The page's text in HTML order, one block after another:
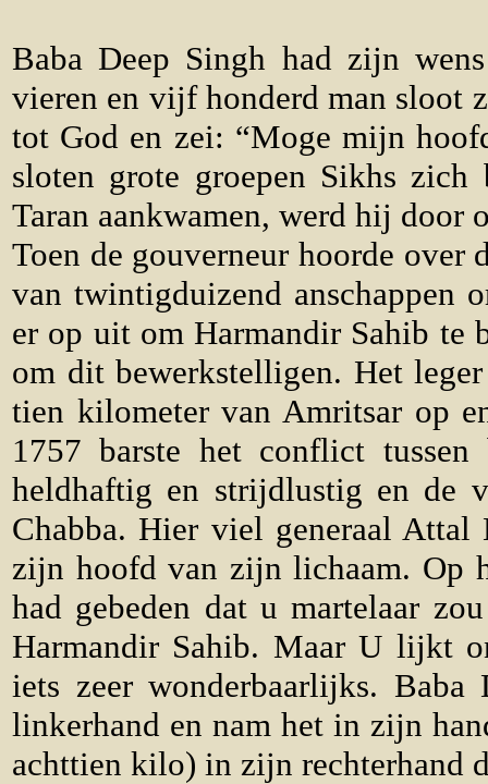
Baba Deep Singh had zijn
vieren en vijf honderd man sloot
tot God en zei: “Moge mijn
sloten grote groepen Sikhs
Taran aankwamen, werd hij door
Toen de gouverneur hoorde over
van twintigduizend anschappen
er op uit om Harmandir Sahib te
om dit bewerkstelligen. Het
tien kilometer van Amritsar op
1757 barste het conflict tussen
heldhaftig en strijdlustig en de
Chabba. Hier viel generaal Attal
zijn hoofd van zijn lichaam. Op
had gebeden dat u martelaar
Harmandir Sahib. Maar U lijkt
iets zeer wonderbaarlijks.
linkerhand en nam het in zijn
achttien kilo) in zijn rechterhand